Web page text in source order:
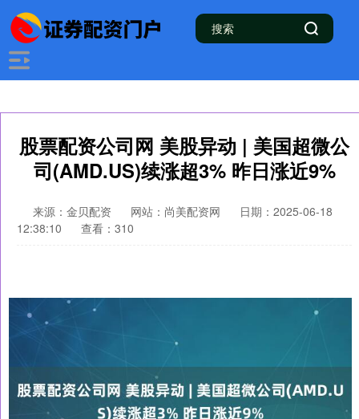
股票配资公司网 美股异动 | 美国超微公
司(AMD.US)续涨超3% 昨日涨近9%
来源：金贝配资 网站：尚美配资网
日期：2025-06-18
12:38:10
查看：310